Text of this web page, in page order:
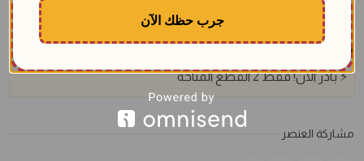
الوصف
جاكيت نسائي عصري وأنيق من خام الكريب، يتميز بنقشة فنية فريدة تجمع بين اللونين،
ليمنحك إطلالة جريئة ومميزة
80.20
$
⚡بادر الآن!فقط2القطع المتاحة
مشاركة العنصر
جرب حظك الآن